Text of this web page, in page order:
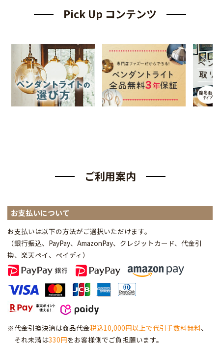
Pick Up コンテンツ
ご利用案内
お支払いについて
お支払いは以下の方法がご選択いただけます。
（銀行振込、PayPay、AmazonPay、クレジットカード、代金引
換、楽天ペイ、ペイディ ）
※代金引換決済は商品代金税込10,000円以上で代引手数料無料、
それ未満は330円をお客様側でご負担願います。